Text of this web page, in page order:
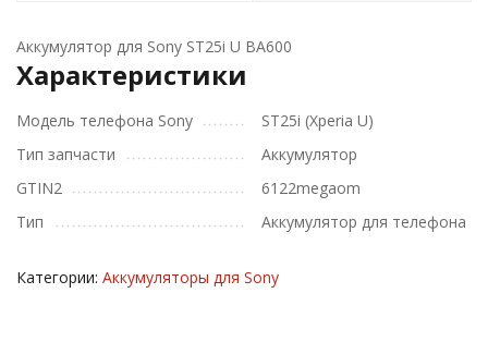
Аккумулятор для Sony ST25i U BA600
Характеристики
Модель телефона Sony
ST25i (Xperia U)
Тип запчасти
Аккумулятор
GTIN2
6122megaom
Тип
Аккумулятор для телефона
Категории: Аккумуляторы для Sony